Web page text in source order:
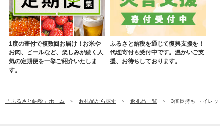
1度の寄付で複数回お届け！お米や
お肉、ビールなど、楽しみが続く人
気の定期便を一挙ご紹介いたしま
す。
ふるさと納税を通じて復興支援を！
代理寄付も受付中です。温かいご支
援、お待ちしております。
「ふるさと納税」ホーム お礼品から探す 返礼品一覧 3倍長持ち トイレ